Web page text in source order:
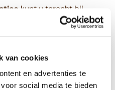
van cookies
en advertenties te
social media te bieden
kunt u terecht bij
is een landelijke organisatie
wordt perfecte
voor een zorgeloze
graad van zorg, service